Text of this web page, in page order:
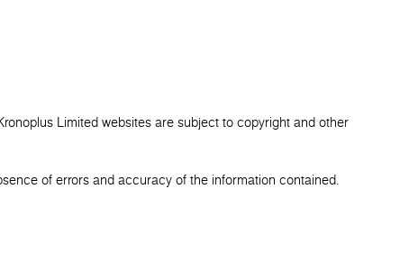
Limited websites are subject to copyright and other
of errors and accuracy of the information contained.